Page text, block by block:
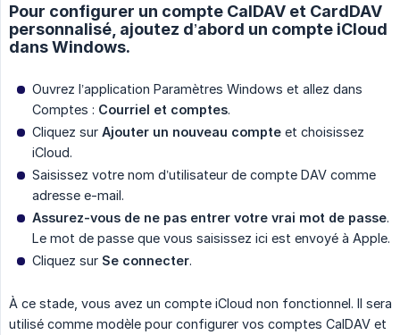
Pour configurer un compte CalDAV et CardDAV
personnalisé, ajoutez d’abord un compte iCloud
dans Windows.
Ouvrez l’application Paramètres Windows et allez dans
Comptes : Courriel et comptes.
Cliquez sur Ajouter un nouveau compte et choisissez
iCloud.
Saisissez votre nom d’utilisateur de compte DAV comme
adresse e-mail.
Assurez-vous de ne pas entrer votre vrai mot de passe.
Le mot de passe que vous saisissez ici est envoyé à Apple.
Cliquez sur Se connecter.
À ce stade, vous avez un compte iCloud non fonctionnel. Il sera
utilisé comme modèle pour configurer vos comptes CalDAV et